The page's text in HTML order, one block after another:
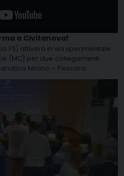
a Civitanova!
FS) attiverà in via sperimentale
(MC) per due collegamenti
Milano – Pescara.